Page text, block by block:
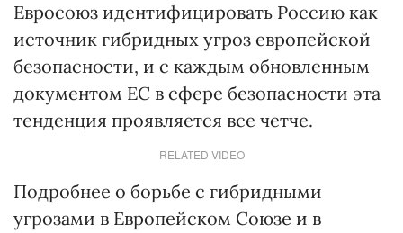
Евросоюз идентифицировать Россию как
источник гибридных угроз европейской
безопасности, и с каждым обновленным
документом ЕС в сфере безопасности эта
тенденция проявляется все четче.
RELATED VIDEO
Подробнее о борьбе с гибридными
угрозами в Европейском Союзе и в